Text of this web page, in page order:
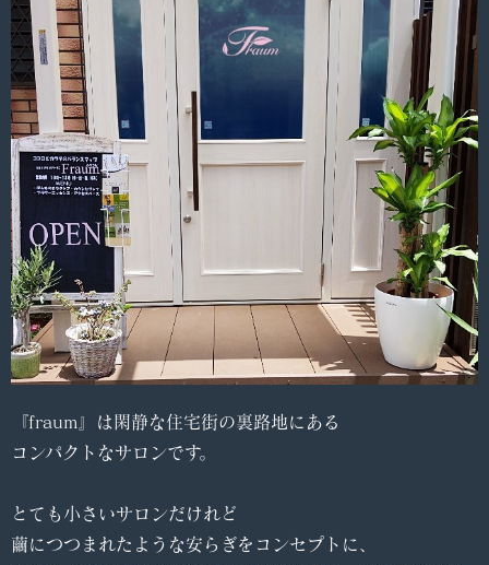
『fraum』は閑静な住宅街の裏路地にある
コンパクトなサロンです。
とても小さいサロンだけれど
繭につつまれたような安らぎをコンセプトに、